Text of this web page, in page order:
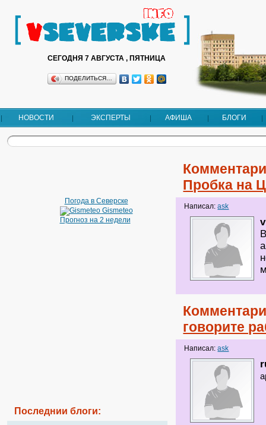
СЕГОДНЯ 7 АВГУСТА , ПЯТНИЦА
ПОДЕЛИТЬСЯ…
НОВОСТИ ЭКСПЕРТЫ АФИША БЛОГИ
Погода в Северске
Gismeteo
Прогноз на 2 недели
Последнии блоги:
Пробка на
Написал:ask
говорите
Написал:ask